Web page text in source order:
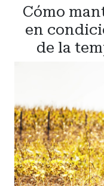
Cómo
en
de la